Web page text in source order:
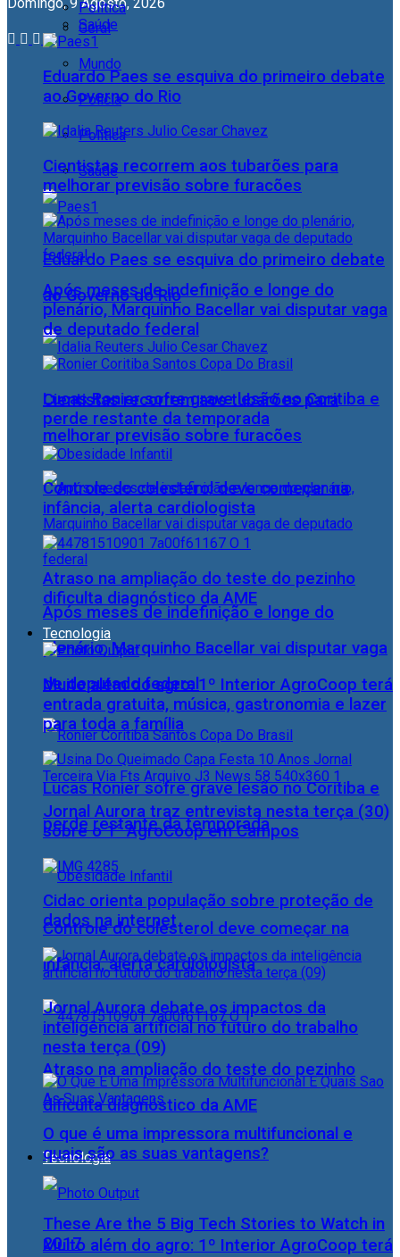
Geral
Mundo
Polícia
Política
Saúde
Eduardo Paes se esquiva do primeiro debate
ao Governo do Rio
Cientistas recorrem aos tubarões para
melhorar previsão sobre furacões
Após meses de indefinição e longe do
plenário, Marquinho Bacellar vai disputar vaga
de deputado federal
Lucas Ronier sofre grave lesão no Coritiba e
perde restante da temporada
Controle do colesterol deve começar na
infância, alerta cardiologista
Atraso na ampliação do teste do pezinho
dificulta diagnóstico da AME
Tecnologia
Muito além do agro: 1º Interior AgroCoop terá
Política
Saúde
Eduardo Paes se esquiva do primeiro debate
ao Governo do Rio
Cientistas recorrem aos tubarões para
melhorar previsão sobre furacões
Após meses de indefinição e longe do
plenário, Marquinho Bacellar vai disputar vaga
de deputado federal
Lucas Ronier sofre grave lesão no Coritiba e
perde restante da temporada
Controle do colesterol deve começar na
infância, alerta cardiologista
Atraso na ampliação do teste do pezinho
dificulta diagnóstico da AME
Tecnologia
Muito além do agro: 1º Interior AgroCoop terá
entrada gratuita, música, gastronomia e lazer
para toda a família
Jornal Aurora traz entrevista nesta terça (30)
sobre o 1° AgroCoop em Campos
Cidac orienta população sobre proteção de
dados na internet
Jornal Aurora debate os impactos da
inteligência artificial no futuro do trabalho
nesta terça (09)
O que é uma impressora multifuncional e
quais são as suas vantagens?
These Are the 5 Big Tech Stories to Watch in
2017